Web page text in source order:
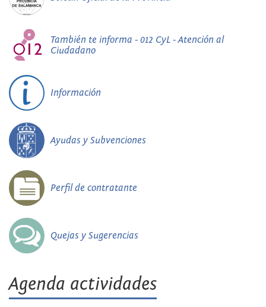
También te informa - 012 CyL - Atención al
Ciudadano
Información
Ayudas y Subvenciones
Perfil de contratante
Quejas y Sugerencias
Agenda actividades